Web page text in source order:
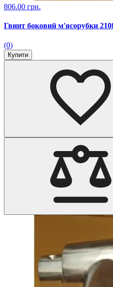
806.00 грн.
Гвинт боковий м'ясорубки
(0)
Купити